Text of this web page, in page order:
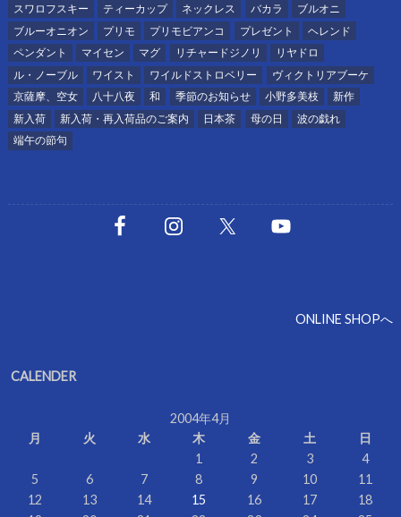
スワロフスキー
ティーカップ ネックレス バカラ
ブルオニ
ブルーオニオン
プリモ プリモビアンコ プレゼント
ヘレンド
ペンダント
マイセン マグ リチャードジノリ
リヤドロ
ル・ノーブル
ワイスト ワイルドストロベリー
ヴィクトリアブーケ
京薩摩、空女
八十八夜 和 季節のお知らせ 小野多美枝
新作
新入荷
新入荷・再入荷品のご案内 日本茶 母の日
波の戯れ
端午の節句
ONLINE SHOPへ
CALENDER
2004年4月
月
火 水 木 金 土
日
1
2 3
4
5
6 7 8 9 10
11
12
13 14 15 16 17
18